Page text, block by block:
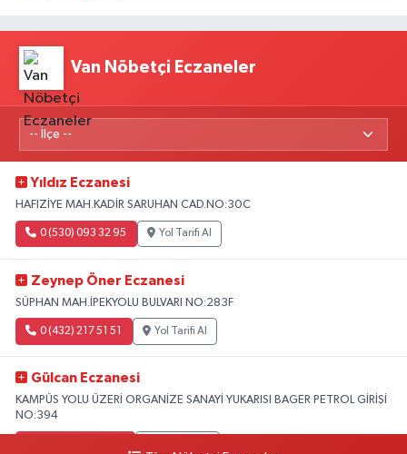
Van Nöbetçi Eczaneler
Yıldız Eczanesi
HAFIZİYE MAH.KADİR SARUHAN CAD.NO:30C
0 (530) 093 32 95 Yol Tarifi Al
Zeynep Öner Eczanesi
SÜPHAN MAH.İPEKYOLU BULVARI NO:283F
0 (432) 217 51 51 Yol Tarifi Al
Gülcan Eczanesi
KAMPÜS YOLU ÜZERİ ORGANİZE SANAYİ YUKARISI BAGER PETROL GİRİŞİ
NO:394